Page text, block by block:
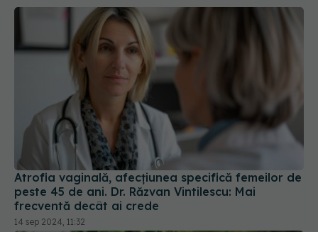
Atrofia vaginală, afecțiunea specifică femeilor de
peste 45 de ani. Dr. Răzvan Vintilescu: Mai
frecventă decât ai crede
14 sep 2024, 11:32